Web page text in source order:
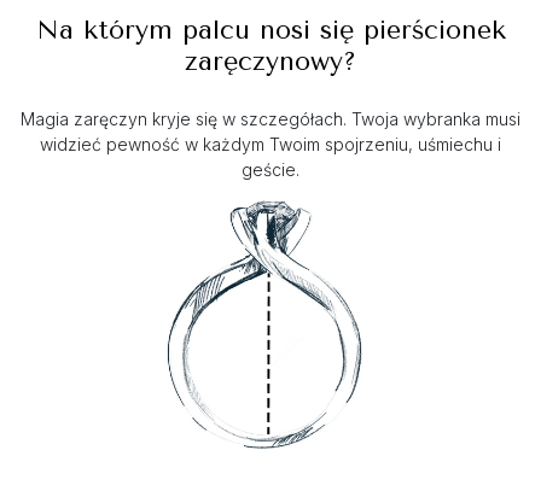
Na którym palcu nosi się pierścionek
zaręczynowy?
Magia zaręczyn kryje się w szczegółach. Twoja wybranka musi
widzieć pewność w każdym Twoim spojrzeniu, uśmiechu i
geście.